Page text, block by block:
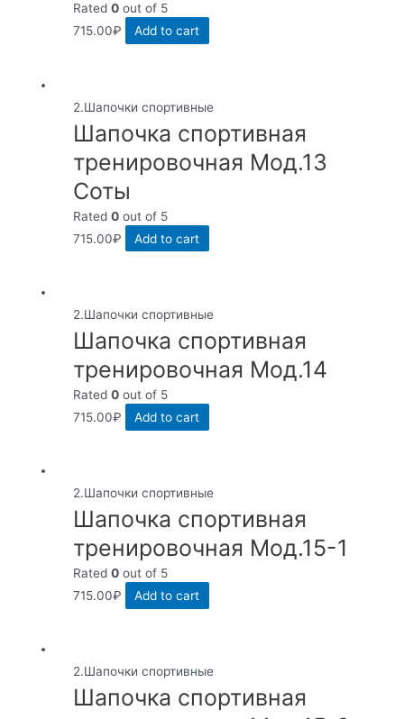
Rated0 out of 5
715.00₽ Add to cart
2.Шапочки спортивные
Шапочка спортивная
тренировочная Мод.13
Соты
Rated0 out of 5
715.00₽ Add to cart
2.Шапочки спортивные
Шапочка спортивная
тренировочная Мод.14
Rated0 out of 5
715.00₽ Add to cart
2.Шапочки спортивные
Шапочка спортивная
тренировочная Мод.15-1
Rated0 out of 5
715.00₽ Add to cart
2.Шапочки спортивные
Шапочка спортивная